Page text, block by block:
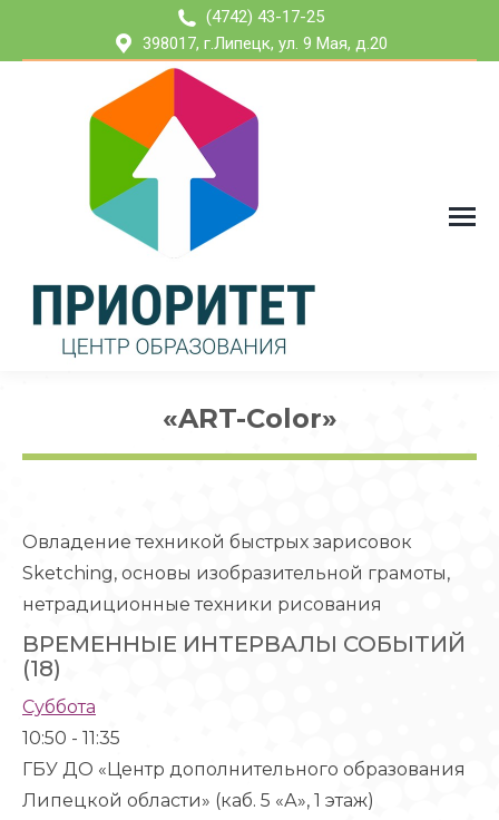
(4742) 43-17-25
398017, г.Липецк, ул. 9 Мая, д.20
«ART-Color»
Овладение техникой быстрых зарисовок
Sketching, основы изобразительной грамоты,
нетрадиционные техники рисования
ВРЕМЕННЫЕ ИНТЕРВАЛЫ СОБЫТИЙ
(18)
Суббота
10:50 - 11:35
ГБУ ДО «Центр дополнительного образования
Липецкой области» (каб. 5 «А», 1 этаж)